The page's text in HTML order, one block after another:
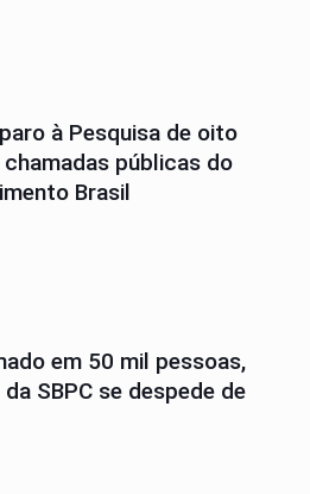
à Pesquisa de oito
públicas do
Brasil
em 50 mil pessoas,
SBPC se despede de